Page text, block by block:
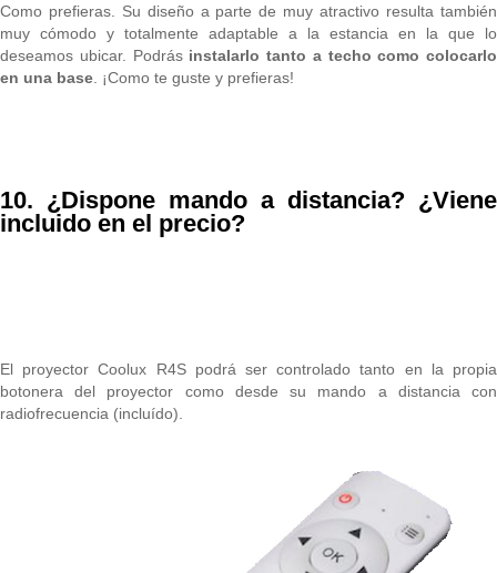
Como prefieras. Su diseño a parte de muy atractivo resulta también
muy cómodo y totalmente adaptable a la estancia en la que lo
deseamos ubicar. Podrás instalarlo tanto a techo como colocarlo
en una base . ¡Como te guste y prefieras!
10. ¿ Dispone mando a distancia? ¿Viene
incluido en el precio?
El proyector Coolux R4S podrá ser controlado tanto en la propia
botonera del proyector como desde su mando a distancia con
radiofrecuencia (incluído).